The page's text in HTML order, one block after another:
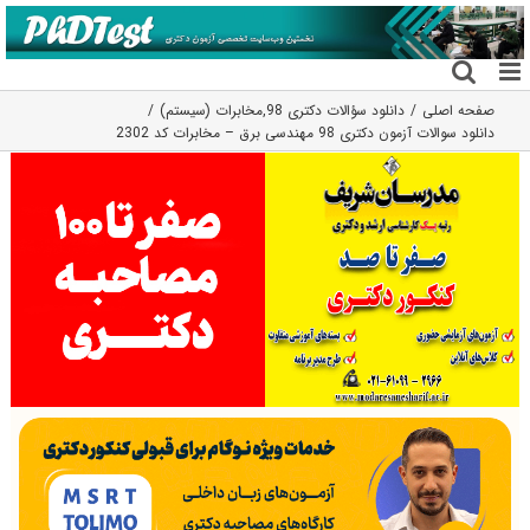
رفتن
به
محتوا
صفحه اصلی دانلود سؤالات دکتری 98 ,مخابرات (سیستم)
دانلود سوالات آزمون دکتری 98 مهندسی برق – مخابرات کد 2302